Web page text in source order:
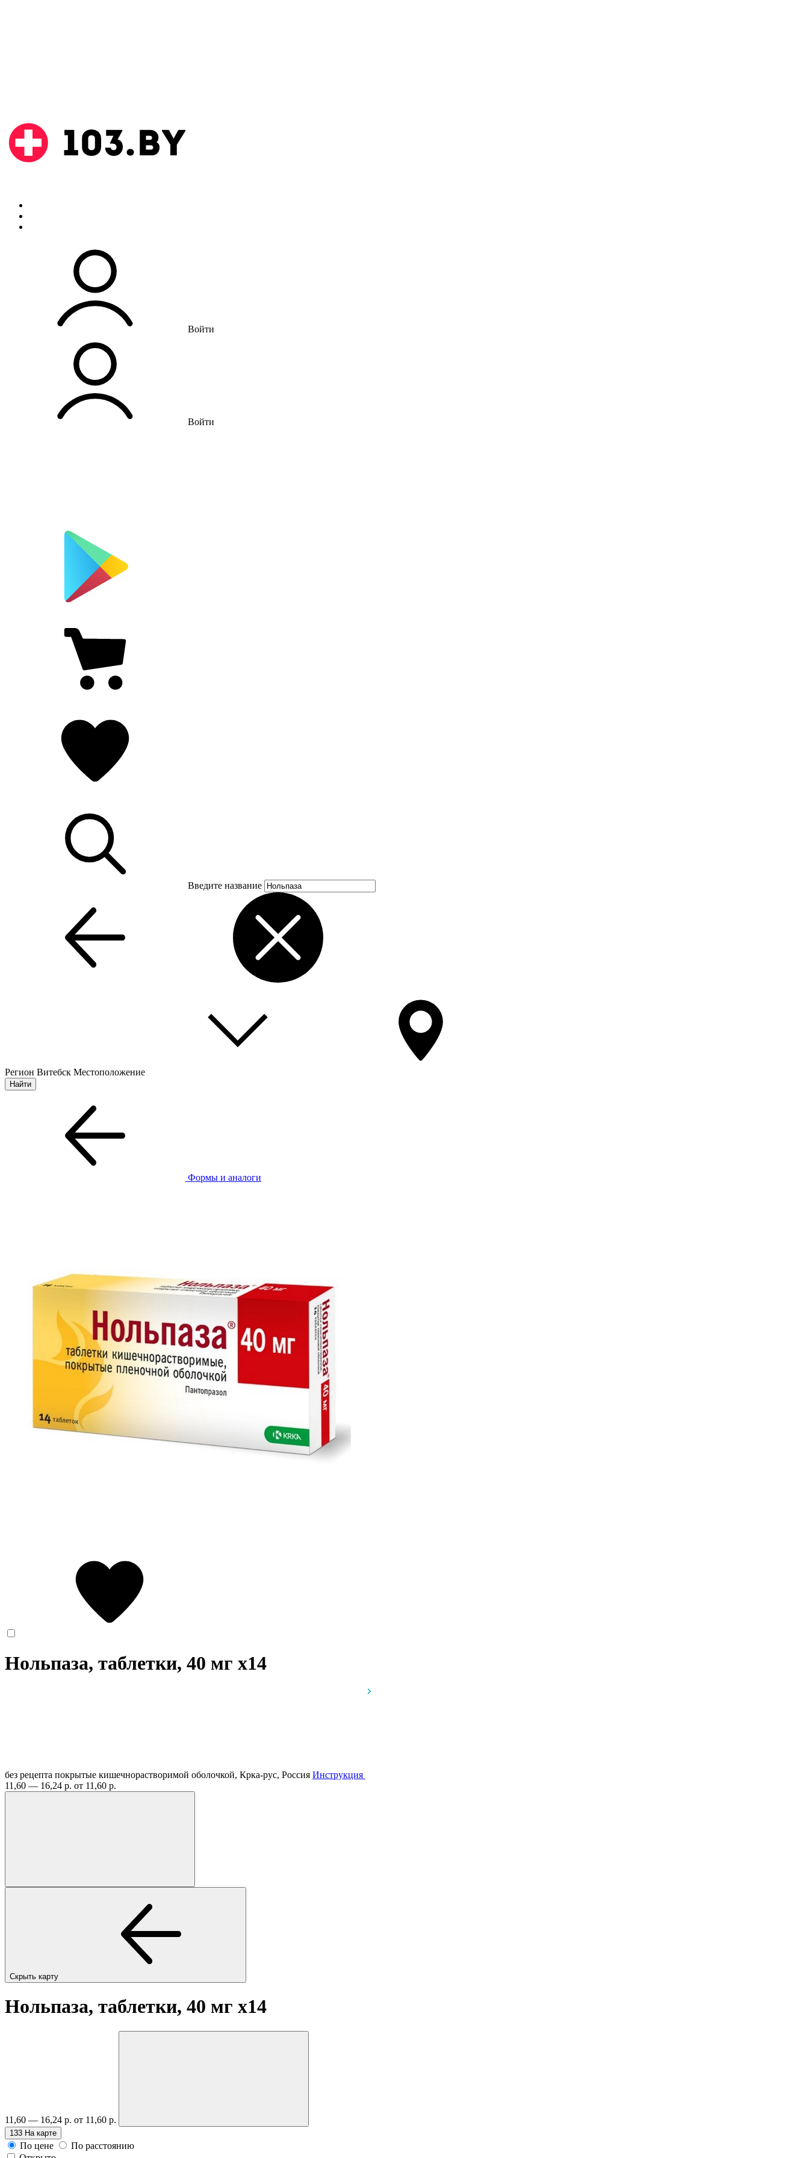
Войти
Войти
Введите название
Регион Витебск Местоположение
Формы и аналоги
Нольпаза, таблетки, 40 мг x14
без рецепта покрытые кишечнорастворимой оболочкой, Крка-рус, Россия Инструкция
11,60 — 16,24 р. от 11,60 р.
Скрыть карту
Нольпаза, таблетки, 40 мг x14
11,60 — 16,24 р. от 11,60 р.
133 На карте
По цене
По расстоянию